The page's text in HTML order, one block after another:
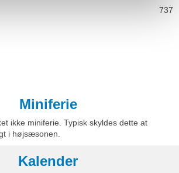
737
Miniferie
ikke miniferie. Typisk skyldes dette at
i højsæsonen.
Kalender